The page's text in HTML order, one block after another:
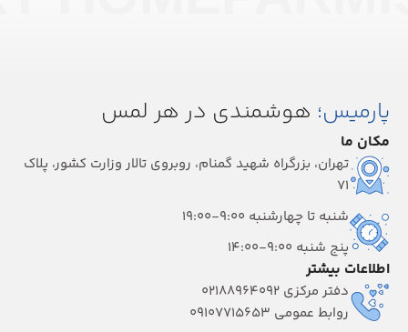
پارمیس؛ هوشمندی در هر لمس
مکان ما
تهران، بزرگراه شهید گمنام، روبروی تالار وزارت کشور، پلاک
۷۱
شنبه تا چهارشنبه 9:00-19:00
پنج شنبه 9:00-14:00
اطلاعات بیشتر
دفتر مرکزی 02188964092
روابط عمومی 09107715653